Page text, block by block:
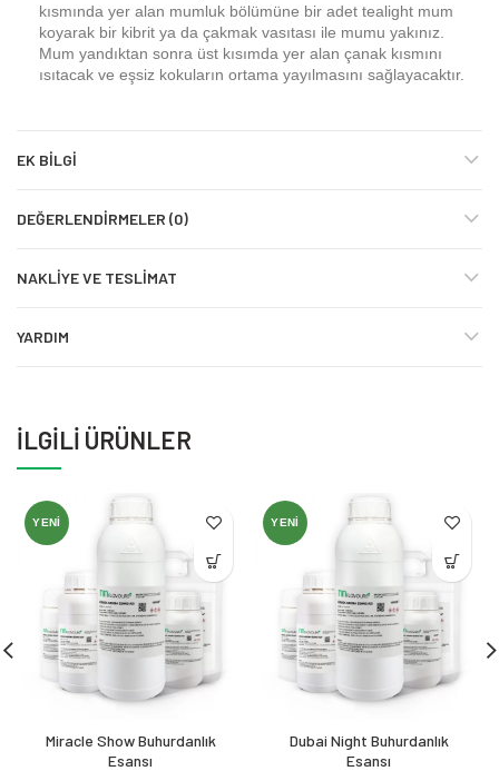
kısmında yer alan mumluk bölümüne bir adet tealight mum
koyarak bir kibrit ya da çakmak vasıtası ile mumu yakınız.
Mum yandıktan sonra üst kısımda yer alan çanak kısmını
ısıtacak ve eşsiz kokuların ortama yayılmasını sağlayacaktır.
EK BILGI
DEĞERLENDIRMELER (0)
NAKLIYE VE TESLIMAT
YARDIM
İLGILI ÜRÜNLER
YENI
Miracle Show Buhurdanlık
Esansı
YENI
Dubai Night Buhurdanlık
Esansı